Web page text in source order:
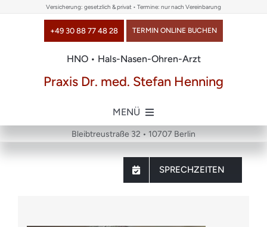
Versicherung: gesetzlich & privat • Termine: nur nach Vereinbarung
HNO • Hals-Nasen-Ohren-Arzt
+49 30 88 77 48 28 TERMIN ONLINE BUCHEN
Praxis Dr. med. Stefan Henning
MENÜ
Home
SPRECHZEITEN
Bleibtreustraße 32 • 10707 Berlin